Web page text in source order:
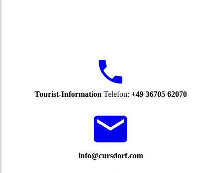
Tourist-Information Telefon: +49 36705 62070
info@cursdorf.com